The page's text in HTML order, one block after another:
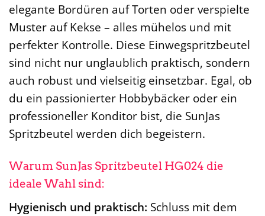
elegante Bordüren auf Torten oder verspielte
Muster auf Kekse – alles mühelos und mit
perfekter Kontrolle. Diese Einwegspritzbeutel
sind nicht nur unglaublich praktisch, sondern
auch robust und vielseitig einsetzbar. Egal, ob
du ein passionierter Hobbybäcker oder ein
professioneller Konditor bist, die SunJas
Spritzbeutel werden dich begeistern.
Warum SunJas Spritzbeutel HG024 die
ideale Wahl sind:
Hygienisch und praktisch: Schluss mit dem